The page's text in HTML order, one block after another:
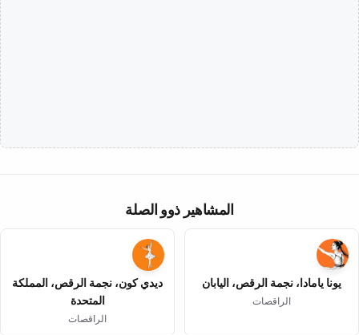
المشاهير ذوو الصلة
يونا يامادا، نجمة الرقص، اليابان
الراقصات
ديدي كون، نجمة الرقص، المملكة
المتحدة
الراقصات